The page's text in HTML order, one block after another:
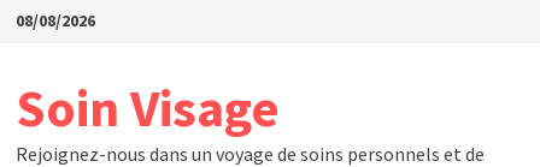
Passer
08/08/2026
Soin Visage
Rejoignez-nous dans un voyage de soins personnels et de